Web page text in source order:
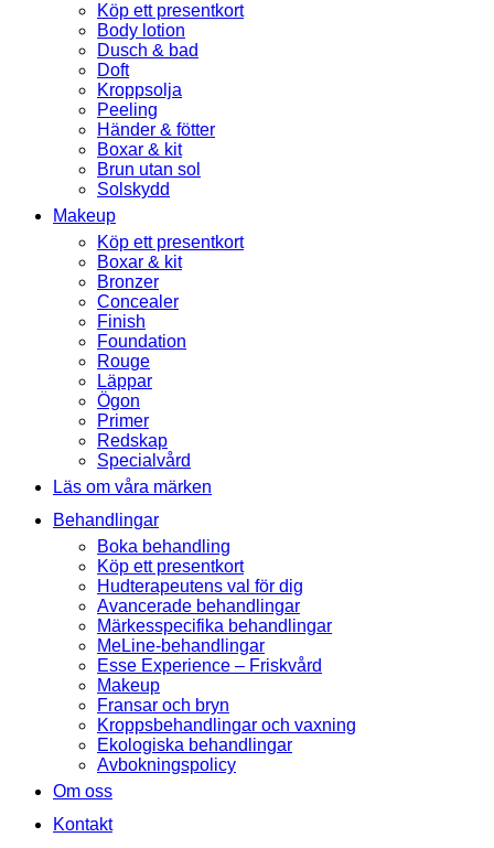
Köp ett presentkort
Body lotion
Dusch & bad
Doft
Kroppsolja
Peeling
Händer & fötter
Boxar & kit
Brun utan sol
Solskydd
Makeup
Köp ett presentkort
Boxar & kit
Bronzer
Concealer
Finish
Foundation
Rouge
Läppar
Ögon
Primer
Redskap
Specialvård
Läs om våra märken
Behandlingar
Boka behandling
Köp ett presentkort
Hudterapeutens val för dig
Avancerade behandlingar
Märkesspecifika behandlingar
MeLine-behandlingar
Esse Experience – Friskvård
Makeup
Fransar och bryn
Kroppsbehandlingar och vaxning
Ekologiska behandlingar
Avbokningspolicy
Om oss
Kontakt